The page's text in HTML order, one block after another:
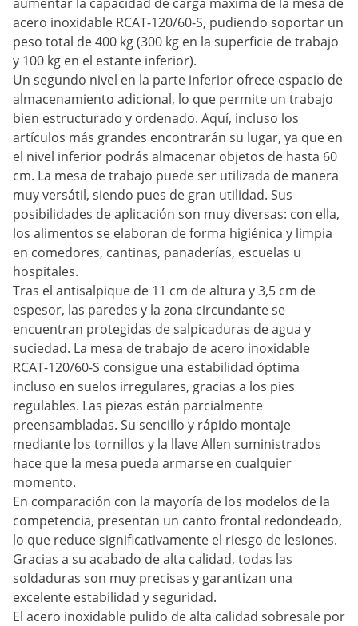
acero inoxidable RCAT-120/60-S, pudiendo soportar un
peso total de 400 kg (300 kg en la superficie de trabajo
y 100 kg en el estante inferior).
Un segundo nivel en la parte inferior ofrece espacio de
almacenamiento adicional, lo que permite un trabajo
bien estructurado y ordenado. Aquí, incluso los
artículos más grandes encontrarán su lugar, ya que en
el nivel inferior podrás almacenar objetos de hasta 60
cm. La mesa de trabajo puede ser utilizada de manera
muy versátil, siendo pues de gran utilidad. Sus
posibilidades de aplicación son muy diversas: con ella,
los alimentos se elaboran de forma higiénica y limpia
en comedores, cantinas, panaderías, escuelas u
hospitales.
Tras el antisalpique de 11 cm de altura y 3,5 cm de
espesor, las paredes y la zona circundante se
encuentran protegidas de salpicaduras de agua y
suciedad. La mesa de trabajo de acero inoxidable
RCAT-120/60-S consigue una estabilidad óptima
incluso en suelos irregulares, gracias a los pies
regulables. Las piezas están parcialmente
preensambladas. Su sencillo y rápido montaje
mediante los tornillos y la llave Allen suministrados
hace que la mesa pueda armarse en cualquier
momento.
En comparación con la mayoría de los modelos de la
competencia, presentan un canto frontal redondeado,
lo que reduce significativamente el riesgo de lesiones.
Gracias a su acabado de alta calidad, todas las
soldaduras son muy precisas y garantizan una
excelente estabilidad y seguridad.
El acero inoxidable pulido de alta calidad sobresale por